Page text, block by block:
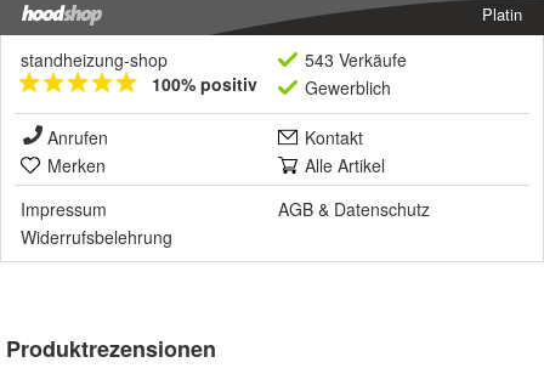
Platin
standheizung-shop
100% positiv
543 Verkäufe
Gewerblich
Anrufen
Kontakt
Merken
Alle Artikel
Impressum
AGB & Datenschutz
Widerrufsbelehrung
Produktrezensionen